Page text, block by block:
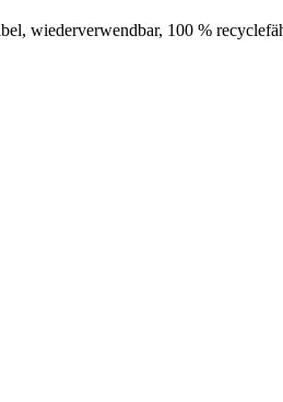
wiederverwendbar, 100 %